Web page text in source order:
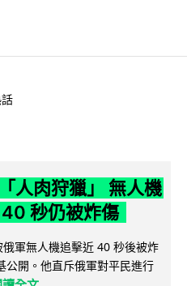
人肉狩獵」 無人機
秒仍被炸傷
軍無人機追擊近 40 秒後被炸
公開。他直斥俄軍對平民進行